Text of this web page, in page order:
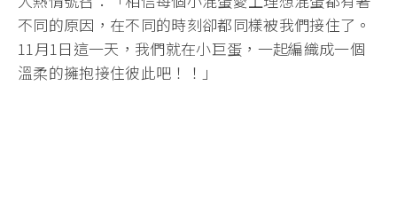
不同的原因，在不同的時刻卻都同樣被我們接住了。
11月1日這一天，我們就在小巨蛋，一起編織成一個
溫柔的擁抱接住彼此吧！！」